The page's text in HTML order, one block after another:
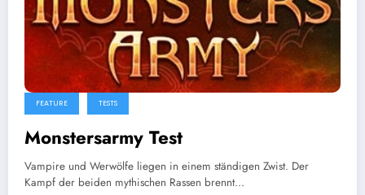
FEATURE TESTS
Monstersarmy Test
Vampire und Werwölfe liegen in einem ständigen Zwist. Der
Kampf der beiden mythischen Rassen brennt…